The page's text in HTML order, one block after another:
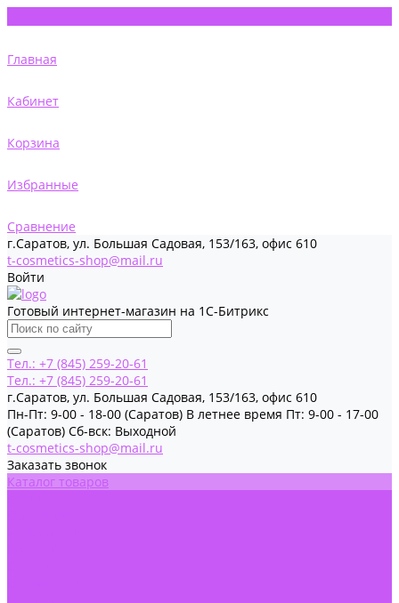
Главная
Кабинет
Корзина
Избранные
Сравнение
г.Саратов, ул. Большая Садовая, 153/163, офис 610
t-cosmetics-shop@mail.ru
Войти
Готовый интернет-магазин на 1С-Битрикс
Тел.: +7 (845) 259-20-61
Тел.: +7 (845) 259-20-61
г.Саратов, ул. Большая Садовая, 153/163, офис 610
Пн-Пт: 9-00 - 18-00 (Саратов) В летнее время Пт: 9-00 - 17-00
(Саратов) Сб-вск: Выходной
t-cosmetics-shop@mail.ru
Заказать звонок
Каталог товаров